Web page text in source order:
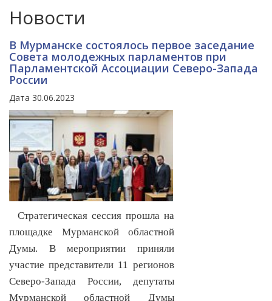
Новости
В Мурманске состоялось первое заседание
Совета молодежных парламентов при
Парламентской Ассоциации Северо-Запада
России
Дата 30.06.2023
Стратегическая сессия прошла на
площадке Мурманской областной
Думы. В мероприятии приняли
участие представители 11 регионов
Северо-Запада России, депутаты
Мурманской областной Думы